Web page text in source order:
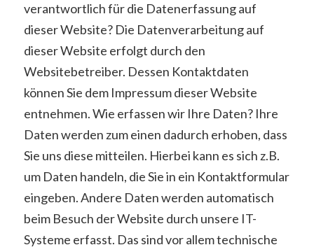
verantwortlich für die Datenerfassung auf
dieser Website? Die Datenverarbeitung auf
dieser Website erfolgt durch den
Websitebetreiber. Dessen Kontaktdaten
können Sie dem Impressum dieser Website
entnehmen. Wie erfassen wir Ihre Daten? Ihre
Daten werden zum einen dadurch erhoben, dass
Sie uns diese mitteilen. Hierbei kann es sich z.B.
um Daten handeln, die Sie in ein Kontaktformular
eingeben. Andere Daten werden automatisch
beim Besuch der Website durch unsere IT-
Systeme erfasst. Das sind vor allem technische